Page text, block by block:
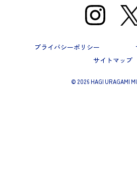
プライバシーポリシー
サイトマップ
© 2026 HAGI URAGAMI